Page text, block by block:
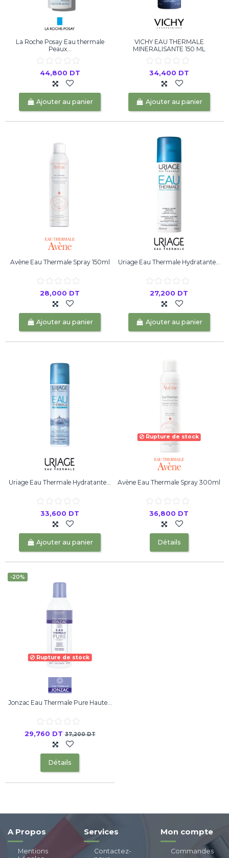
La Roche Posay Eau thermale
Peaux...
44,800 DT
Ajouter au panier
VICHY EAU THERMALE
MINERALISANTE 150 ML
34,400 DT
Ajouter au panier
Avène Eau Thermale Spray 150ml
28,000 DT
Ajouter au panier
Uriage Eau Thermale Hydratante...
27,200 DT
Ajouter au panier
Uriage Eau Thermale Hydratante...
33,600 DT
Ajouter au panier
Rupture de stock
Avène Eau Thermale Spray 300ml
36,800 DT
Détails
-20%
Rupture de stock
Jonzac Eau Thermale Pure Haute...
29,760 DT37,200 DT
Détails
A Propos
Mentions
Services
Contactez-
Mon compte
Commandes